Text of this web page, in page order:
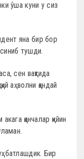
ўша куни у сиз
яна бир бор
тушди.
сен вақтида
аҳволни қандай
қанчалар қийин
Бир